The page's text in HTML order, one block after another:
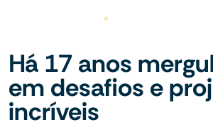
Há 17 anos
em desafios e
incríveis